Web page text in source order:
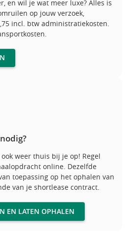
en wil je wat meer luxe? Alles is
op jouw verzoek,
incl. btw administratiekosten.
weer thuis bij je op! Regel
online. Dezelfde
toepassing op het ophalen van
van je shortlease contract.
EN LATEN OPHALEN